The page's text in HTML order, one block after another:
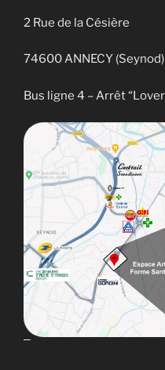
2 Rue de la Césière
74600 ANNECY (Seynod)
Bus ligne 4 – Arrêt